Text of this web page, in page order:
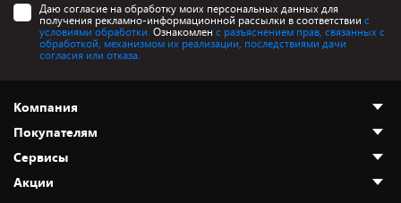
Даю согласие на обработку моих персональных данных для
получения рекламно-информационной рассылки в соответствии с
условиями обработки. Ознакомлен с разъяснением прав, связанных с
обработкой, механизмом их реализации, последствиями дачи
согласия или отказа.
Компания
О нас
Адреса магазинов
Новости
Покупателям
Как сделать заказ
Оплата и доставка
Сервисы
Акции